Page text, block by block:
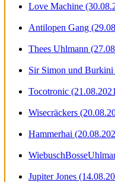
Love Machine
Antilopen Gang
Thees Uhlmann
Sir Simon und
Tocotronic
Wisecräckers
Hammerhai
Jupiter Jones